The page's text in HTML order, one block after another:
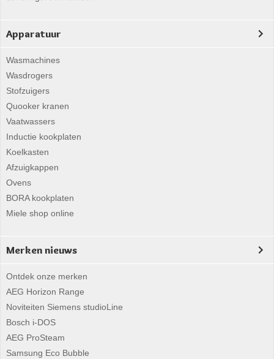
Apparatuur
Wasmachines
Wasdrogers
Stofzuigers
Quooker kranen
Vaatwassers
Inductie kookplaten
Koelkasten
Afzuigkappen
Ovens
BORA kookplaten
Miele shop online
Merken nieuws
Ontdek onze merken
AEG Horizon Range
Noviteiten Siemens studioLine
Bosch i-DOS
AEG ProSteam
Samsung Eco Bubble